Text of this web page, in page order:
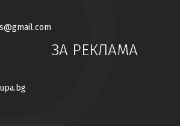
ЗА РЕКЛАМА